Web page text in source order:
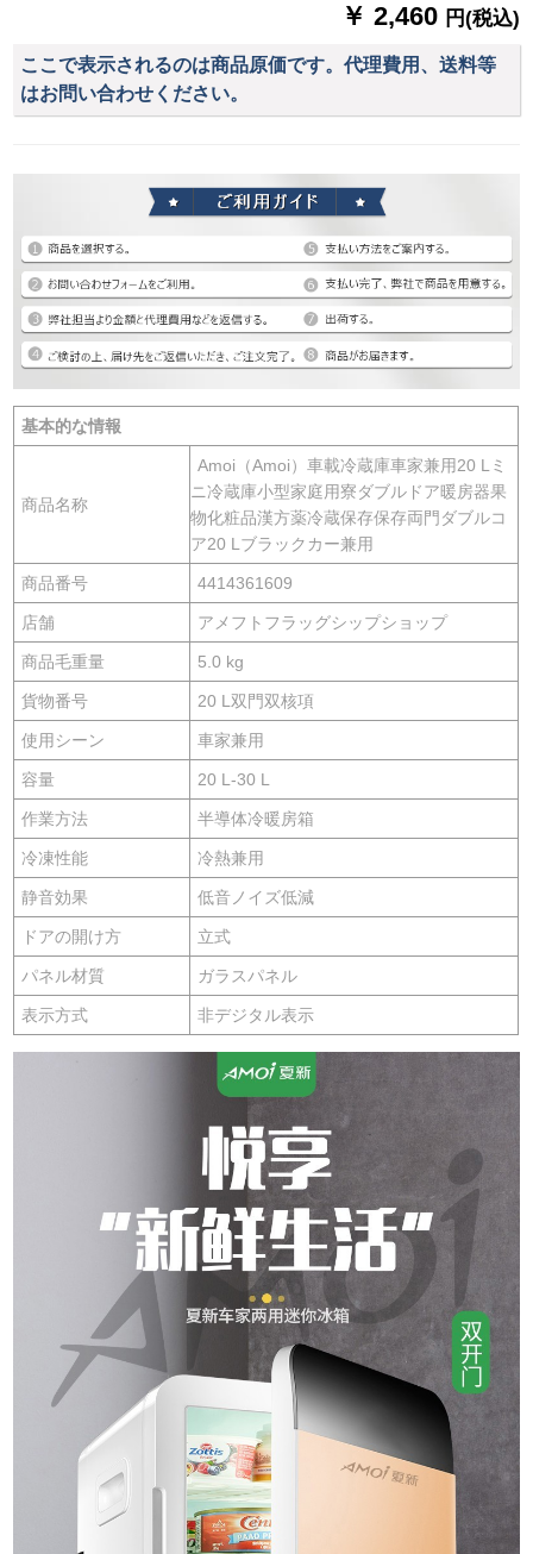
￥ 2,460 円(税込)
ここで表示されるのは商品原価です。代理費用、送料等
はお問い合わせください。
基本的な情報
商品名称
Amoi（Amoi）車載冷蔵庫車家兼用20 Lミ
ニ冷蔵庫小型家庭用寮ダブルドア暖房器果
物化粧品漢方薬冷蔵保存保存両門ダブルコ
ア20 Lブラックカー兼用
商品番号 4414361609
店舗 アメフトフラッグシップショップ
商品毛重量 5.0 kg
貨物番号 20 L双門双核項
使用シーン 車家兼用
容量 20 L-30 L
作業方法 半導体冷暖房箱
冷凍性能 冷熱兼用
静音効果 低音ノイズ低減
ドアの開け方 立式
パネル材質 ガラスパネル
表示方式 非デジタル表示